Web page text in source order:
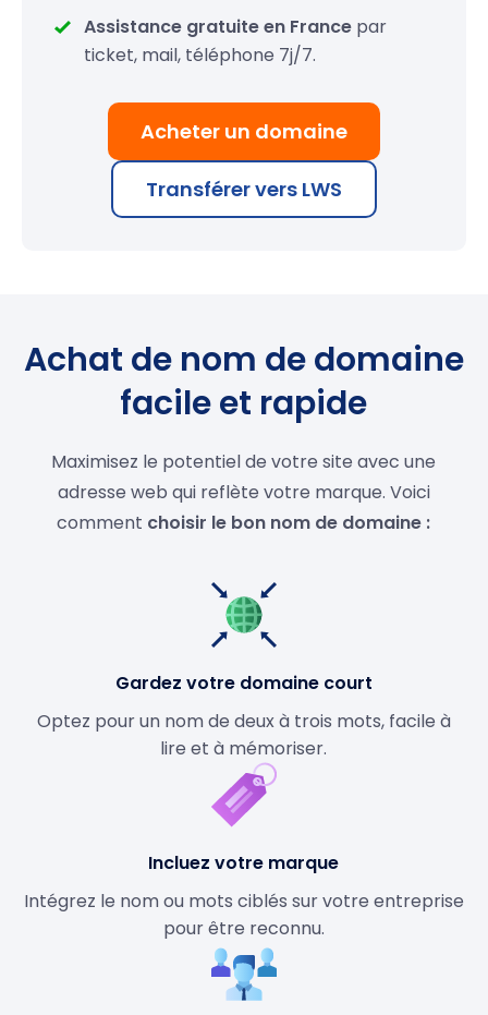
Assistance gratuite en France par
ticket, mail, téléphone 7j/7.
Acheter un domaine
Transférer vers LWS
Achat de nom de domaine
facile et rapide
Maximisez le potentiel de votre site avec une
adresse web qui reflète votre marque. Voici
comment choisir le bon nom de domaine :
Gardez votre domaine court
Optez pour un nom de deux à trois mots, facile à
lire et à mémoriser.
Incluez votre marque
Intégrez le nom ou mots ciblés sur votre entreprise
pour être reconnu.